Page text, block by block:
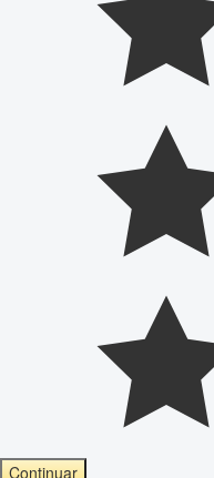
Continuar